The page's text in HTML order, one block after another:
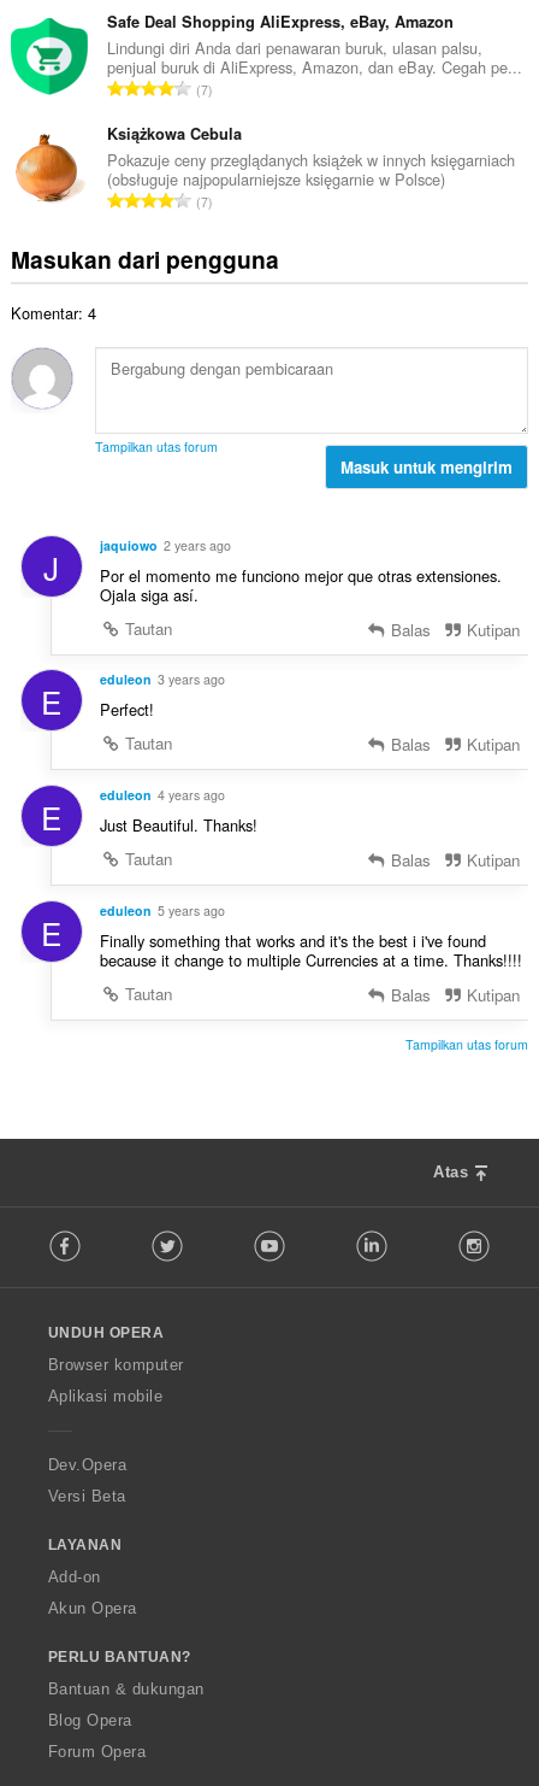
p
e
n
d
p
a
t
:
o
t
a
p
e
n
d
p
a
m
a
h
o
t
a
e
n
p
:
Safe Deal Shopping AliExpress, eBay, Amazon
Lindungi diri Anda dari penawaran buruk, ulasan palsu,
penjual buruk di AliExpress, Amazon, dan eBay. Cegah pe...
J
m
l
a
h
o
t
p
e
a
:
7
Książkowa Cebula
Pokazuje ceny przeglądanych książek w innych księgarniach
(obsługuje najpopularniejsze księgarnie w Polsce)
J
l
t
o
l
d
p
a
:
7
Masukan dari pengguna
Komentar: 4
Tampilkan utas forum
Masuk untuk mengirim
J jaquiowo 2 years ago
Por el momento me funciono mejor que otras extensiones.
Ojala siga así.
Tautan
Balas Kutipan
E eduleon 3 years ago
Perfect!
Tautan
Balas Kutipan
E eduleon 4 years ago
Just Beautiful. Thanks!
Tautan
Balas Kutipan
E eduleon 5 years ago
Finally something that works and it's the best i i've found
because it change to multiple Currencies at a time. Thanks!!!!
Tautan
Balas Kutipan
Tampilkan utas forum
Atas
o
w
O
p
a
Facebook Twitter Youtube LinkedIn
UNDUH OPERA
Browser komputer
Aplikasi mobile
Dev.Opera
Versi Beta
LAYANAN
Add-on
Akun Opera
PERLU BANTUAN?
Bantuan & dukungan
Blog Opera
Forum Opera